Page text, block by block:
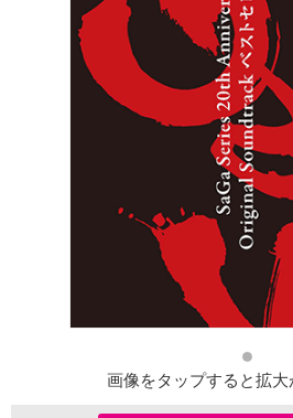
画像をタップすると拡大